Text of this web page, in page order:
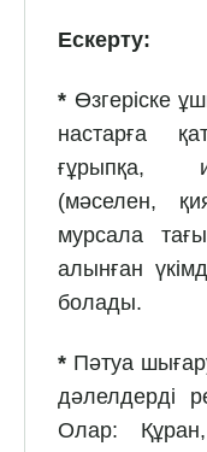
Ескерту:
* Өзгеріске
настарға
ғұрыпқа,
(мәселен,
мурсала
алынған
болады.
* Пәтуа
дәлелдерді
Олар: